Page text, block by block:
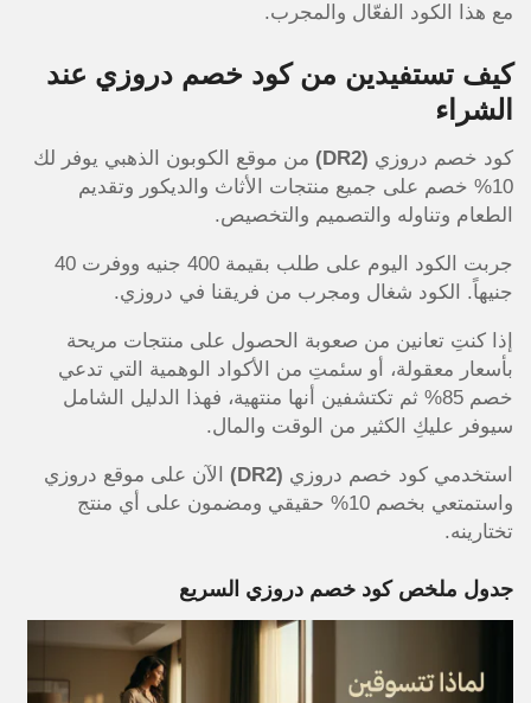
مع هذا الكود الفعّال والمجرب.
كيف تستفيدين من كود خصم دروزي عند
الشراء
كود خصم دروزي (DR2)
من موقع الكوبون الذهبي يوفر لك
10% خصم على جميع منتجات الأثاث والديكور وتقديم
الطعام وتناوله والتصميم والتخصيص.
جربت الكود اليوم على طلب بقيمة 400 جنيه ووفرت 40
جنيهاً. الكود شغال ومجرب من فريقنا في دروزي.
إذا كنتِ تعانين من صعوبة الحصول على منتجات مريحة
بأسعار معقولة، أو سئمتِ من الأكواد الوهمية التي تدعي
خصم 85% ثم تكتشفين أنها منتهية، فهذا الدليل الشامل
سيوفر عليكِ الكثير من الوقت والمال.
استخدمي كود خصم دروزي (DR2)
الآن على موقع دروزي
واستمتعي بخصم 10% حقيقي ومضمون على أي منتج
تختارينه.
جدول ملخص كود خصم دروزي السريع